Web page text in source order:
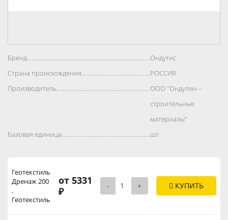
Бренд..................................................................................Ондутис
Страна происхождения..................................................................................
РОССИЯ
Производитель..................................................................................
ООО "Ондулин –
строительные
материалы"
Базовая единица..................................................................................
шт
Геотекстиль
Дренаж 200
.
Геотекстиль
от 5331
₽
- + КУПИТЬ